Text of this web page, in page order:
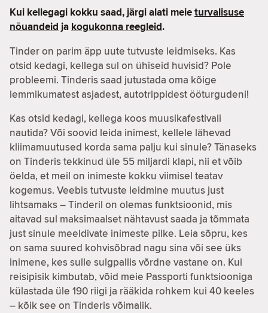
Kui kellegagi kokku saad, järgi alati meieturvalisuse
nõuandeid ja kogukonna reegleid.
Tinder on parim äpp uute tutvuste leidmiseks. Kas
otsid kedagi, kellega sul on ühiseid huvisid? Pole
probleemi. Tinderis saad jutustada oma kõige
lemmikumatest asjadest, autotrippidest ööturgudeni!
Kas otsid kedagi, kellega koos muusikafestivali
nautida? Või soovid leida inimest, kellele lähevad
kliimamuutused korda sama palju kui sinule? Tänaseks
on Tinderis tekkinud üle 55 miljardi klapi, nii et võib
öelda, et meil on inimeste kokku viimisel teatav
kogemus. Veebis tutvuste leidmine muutus just
lihtsamaks – Tinderil on olemas funktsioonid, mis
aitavad sul maksimaalset nähtavust saada ja tõmmata
just sinule meeldivate inimeste pilke. Leia sõpru, kes
on sama suured kohvisõbrad nagu sina või see üks
inimene, kes sulle sulgpallis võrdne vastane on. Kui
reisipisik kimbutab, võid meie Passporti funktsiooniga
külastada üle 190 riigi ja rääkida rohkem kui 40 keeles
– kõik see on Tinderis võimalik.